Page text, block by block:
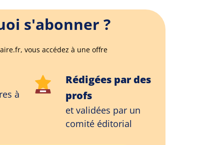
s'abonner ?
vous accédez à une offre
à
Rédigées par des
profs
et validées par un
comité éditorial